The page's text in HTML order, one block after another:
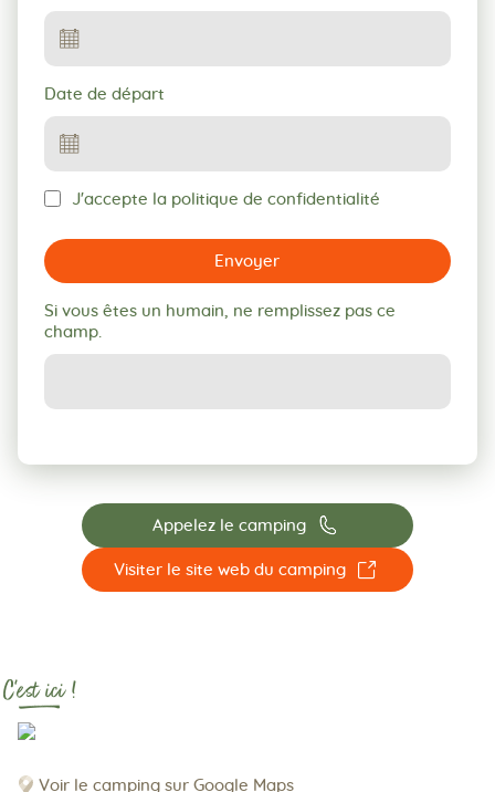
Date de départ
J'accepte la politique de confidentialité
Envoyer
Si vous êtes un humain, ne remplissez pas ce
champ.
Appelez le camping 📞
Visiter le site web du camping ☐
C'est ici !
Voir le camping sur Google Maps